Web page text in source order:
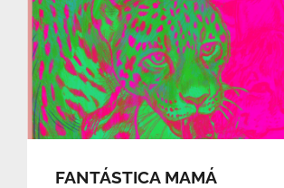
FANTÁSTICA MAMÁ